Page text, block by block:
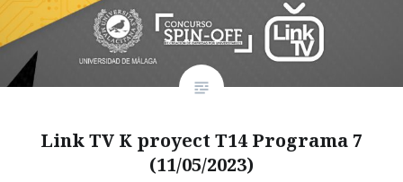
Link TV K proyect T14 Programa 7
(11/05/2023)